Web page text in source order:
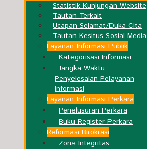
Statistik Kunjungan Website
Tautan Terkait
Ucapan Selamat/Duka Cita
Tautan Kesitus Sosial Media
Layanan Informasi Publik
Kategorisasi Informasi
Jangka Waktu
Penyelesaian Pelayanan
Informasi
Layanan Informasi Perkara
Penelusuran Perkara
Buku Register Perkara
Reformasi Birokrasi
Zona Integritas